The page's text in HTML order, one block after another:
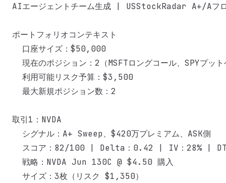
AIエージェントチーム生成 | USStockRadar A+/Aフ
ポートフォリオコンテキスト
  口座サイズ：$50,000
現在のポジション：2（MSFTロングコール、SPYプット
  利用可能リスク予算：$3,500
  最大新規ポジション数：2
取引1：NVDA
  シグナル：A+ Sweep、$420万プレミアム、ASK側
スコア：82/100 | Delta：0.42 | IV：28% |
  戦略：NVDA Jun 130C @ $4.50 購入
  サイズ：3枚（リスク $1,350）